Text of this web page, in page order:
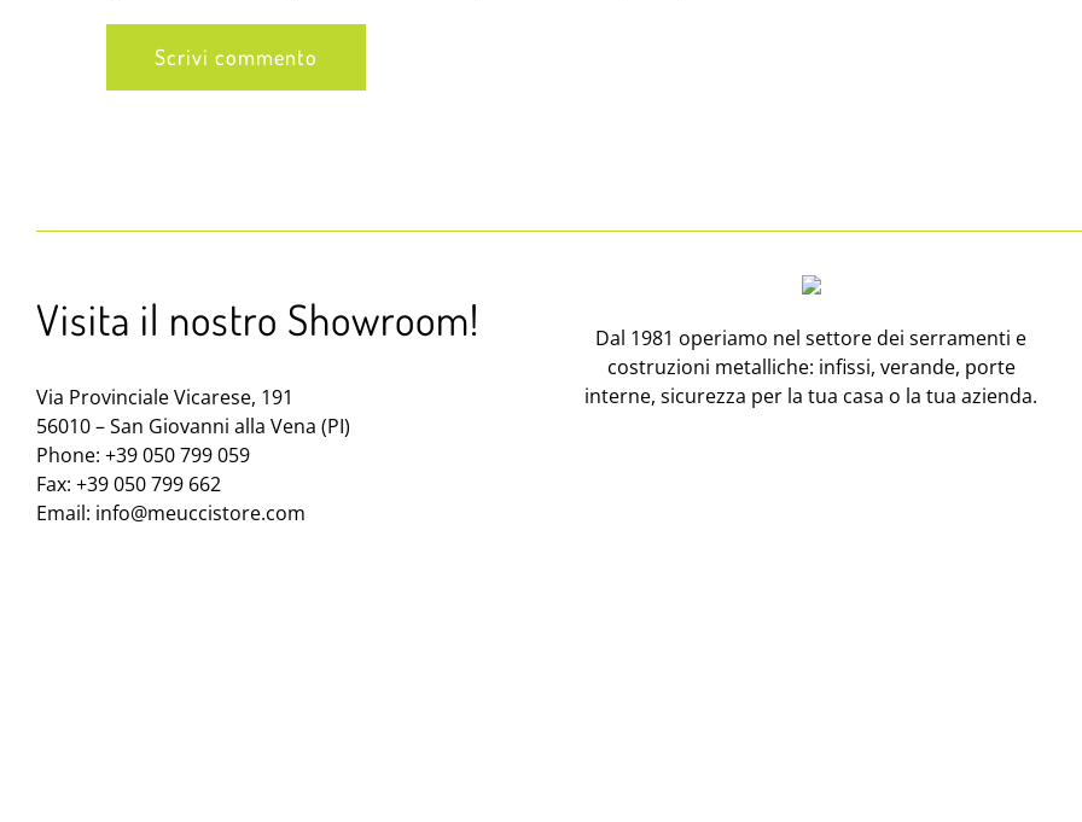
Visita il nostro Showroom!
Via Provinciale Vicarese, 191
56010 – San Giovanni alla Vena (PI)
Phone: +39 050 799 059
Fax: +39 050 799 662
Email: info@meuccistore.com
Dal 1981 operiamo nel settore dei serramenti e
costruzioni metalliche: infissi, verande, porte
interne, sicurezza per la tua casa o la tua azienda.